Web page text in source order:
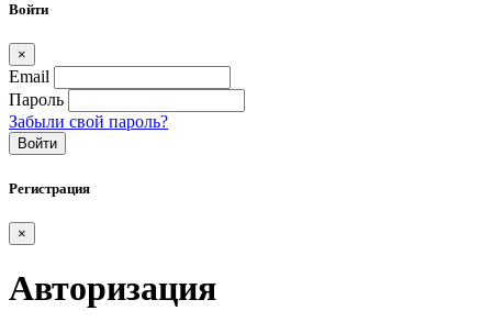
Войти
×
Email
Пароль
Забыли свой пароль?
Войти
Регистрация
×
Авторизация